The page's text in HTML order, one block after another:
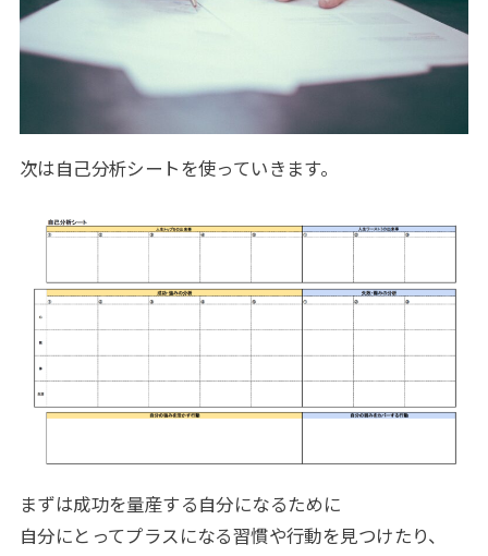
次は自己分析シートを使っていきます。
まずは成功を量産する自分になるために
自分にとってプラスになる習慣や行動を見つけたり、